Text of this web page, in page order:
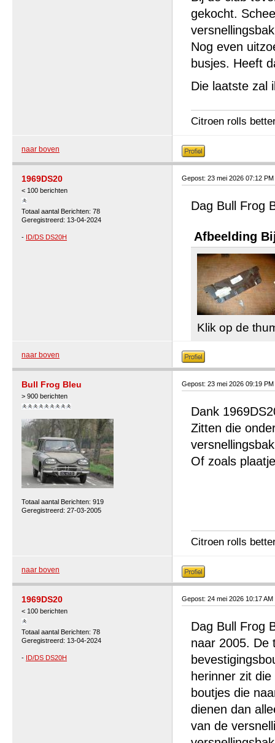
gekocht.
Nog even
busjes. Heeft
Die laatste zal
Citroen rolls
naar boven
1969DS20
< 100 berichten
Totaal aantal Berichten: 78
Geregistreerd: 13-04-2024
- ID/DS DS20H
Gepost: 23 mei 2026 07:12 PM
Dag Bull Frog
Afbeelding
Klik op de
naar boven
Bull Frog Bleu
> 900 berichten
Totaal aantal Berichten: 919
Geregistreerd: 27-03-2005
Gepost: 23 mei 2026 09:19 PM
Dank
Zitten die
Of zoals
Citroen rolls
naar boven
1969DS20
< 100 berichten
Totaal aantal Berichten: 78
Geregistreerd: 13-04-2024
- ID/DS DS20H
Gepost: 24 mei 2026 10:17 AM
Dag Bull Frog
naar 2005. De
herinner zit
boutjes die
dienen dan
van de